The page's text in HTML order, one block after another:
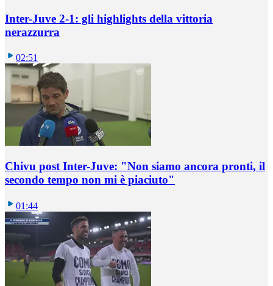
Inter-Juve 2-1: gli highlights della vittoria
nerazzurra
02:51
Chivu post Inter-Juve: "Non siamo ancora pronti, il
secondo tempo non mi è piaciuto"
01:44